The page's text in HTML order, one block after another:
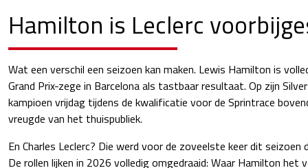
Hamilton is Leclerc
Wat een verschil een seizoen kan maken. Lewis Hamilton is
Grand Prix-zege in Barcelona als tastbaar resultaat. Op zijn
kampioen vrijdag tijdens de kwalificatie voor de Sprintrace
vreugde van het thuispubliek.
En Charles Leclerc? Die werd voor de zoveelste keer dit
De rollen lijken in 2026 volledig omgedraaid: Waar Hamilton